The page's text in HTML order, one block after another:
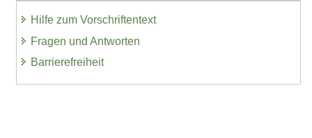
Hilfe zum Vorschriftentext
Fragen und Antworten
Barrierefreiheit